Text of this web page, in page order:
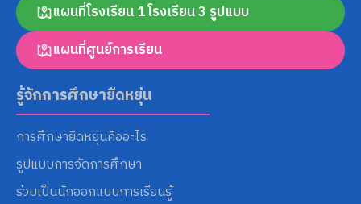
Search
for:
แผนที่โรงเรียน 1 โรงเรียน 3 รูปแบบ
แผนที่ศูนย์การเรียน
รู้จักการศึกษายืดหยุ่น
การศึกษายืดหยุ่นคืออะไร
รูปแบบการจัดการศึกษา
ร่วมเป็นนักออกแบบการเรียนรู้